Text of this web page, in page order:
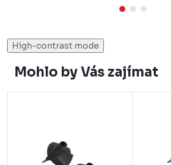
High-contrast mode
Mohlo by Vás zajímat